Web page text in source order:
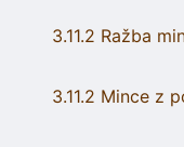
3.11.2 Ražba
3.11.2 Mince z